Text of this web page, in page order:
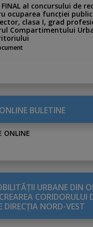
FINAL al concursului de
ocuparea funcției
clasa I, grad
Compartimentului
BULETINE
ONLINE
URBANE DIN
CORIDORULUI
DIRECŢIA NORD-VEST